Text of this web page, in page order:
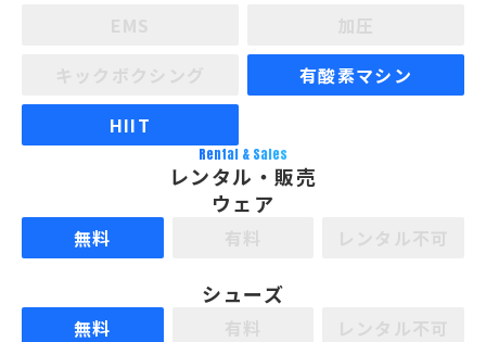
有酸素マシン
HIIT
Rental & Sales
レンタル・販売
ウェア
無料
シューズ
無料